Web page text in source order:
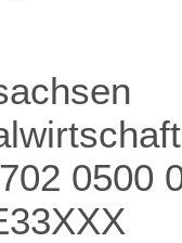
0500